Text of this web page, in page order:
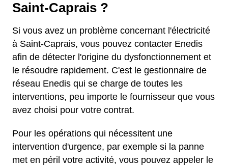
Saint-Caprais ?
Si vous avez un problème concernant l'électricité
à Saint-Caprais, vous pouvez contacter Enedis
afin de détecter l'origine du dysfonctionnement et
le résoudre rapidement. C'est le gestionnaire de
réseau Enedis qui se charge de toutes les
interventions, peu importe le fournisseur que vous
avez choisi pour votre contrat.
Pour les opérations qui nécessitent une
intervention d'urgence, par exemple si la panne
met en péril votre activité, vous pouvez appeler le